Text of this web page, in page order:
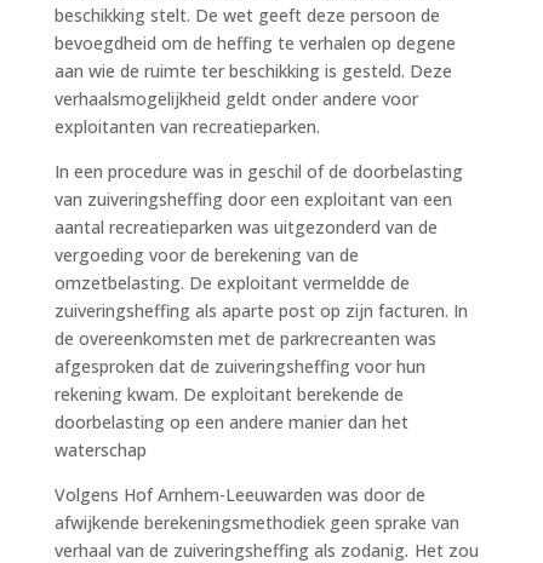
beschikking stelt. De wet geeft deze persoon de
bevoegdheid om de heffing te verhalen op degene
aan wie de ruimte ter beschikking is gesteld. Deze
verhaalsmogelijkheid geldt onder andere voor
exploitanten van recreatieparken.
In een procedure was in geschil of de doorbelasting
van zuiveringsheffing door een exploitant van een
aantal recreatieparken was uitgezonderd van de
vergoeding voor de berekening van de
omzetbelasting. De exploitant vermeldde de
zuiveringsheffing als aparte post op zijn facturen. In
de overeenkomsten met de parkrecreanten was
afgesproken dat de zuiveringsheffing voor hun
rekening kwam. De exploitant berekende de
doorbelasting op een andere manier dan het
waterschap
Volgens Hof Arnhem-Leeuwarden was door de
afwijkende berekeningsmethodiek geen sprake van
verhaal van de zuiveringsheffing als zodanig. Het zou